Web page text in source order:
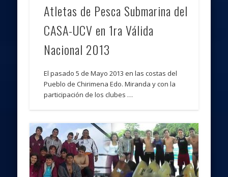
Atletas de Pesca Submarina del
CASA-UCV en 1ra Válida
Nacional 2013
El pasado 5 de Mayo 2013 en las costas del
Pueblo de Chirimena Edo. Miranda y con la
participación de los clubes …